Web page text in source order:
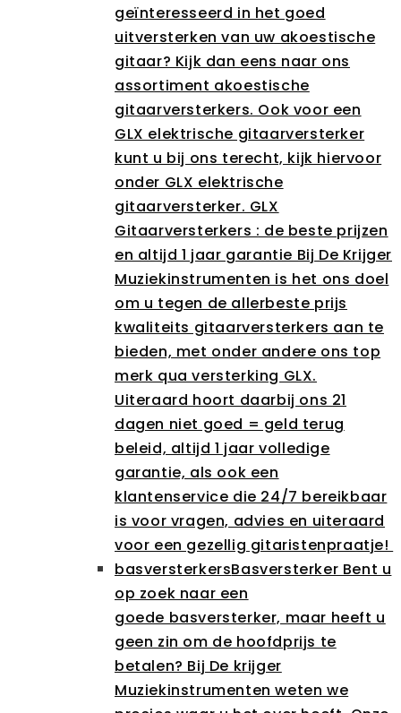
geïnteresseerd in het goed
uitversterken van uw akoestische
gitaar? Kijk dan eens naar ons
assortiment akoestische
gitaarversterkers. Ook voor een
GLX elektrische gitaarversterker
kunt u bij ons terecht, kijk hiervoor
onder GLX elektrische
gitaarversterker. GLX
Gitaarversterkers : de beste prijzen
en altijd 1 jaar garantie Bij De Krijger
Muziekinstrumenten is het ons doel
om u tegen de allerbeste prijs
kwaliteits gitaarversterkers aan te
bieden, met onder andere ons top
merk qua versterking GLX.
Uiteraard hoort daarbij ons 21
dagen niet goed = geld terug
beleid, altijd 1 jaar volledige
garantie, als ook een
klantenservice die 24/7 bereikbaar
is voor vragen, advies en uiteraard
voor een gezellig gitaristenpraatje!
basversterkersBasversterker Bent u
op zoek naar een
goede basversterker, maar heeft u
geen zin om de hoofdprijs te
betalen? Bij De krijger
Muziekinstrumenten weten we